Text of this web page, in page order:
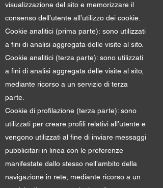
visualizzazione del sito e memorizzare il
consenso dell’utente all’utilizzo dei cookie.
Cookie analitici (prima parte): sono utilizzati
a fini di analisi aggregata delle visite al sito.
Cookie analitici (terza parte): sono utilizzati
a fini di analisi aggregata delle visite al sito,
mediante ricorso a un servizio di terza
parte.
Cookie di profilazione (terza parte): sono
utilizzati per creare profili relativi all’utente e
vengono utilizzati al fine di inviare messaggi
pubblicitari in linea con le preferenze
manifestate dallo stesso nell’ambito della
navigazione in rete, mediante ricorso a un